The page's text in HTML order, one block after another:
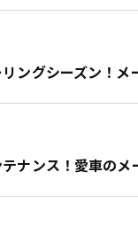
ングシーズン！
ナンス！愛車の